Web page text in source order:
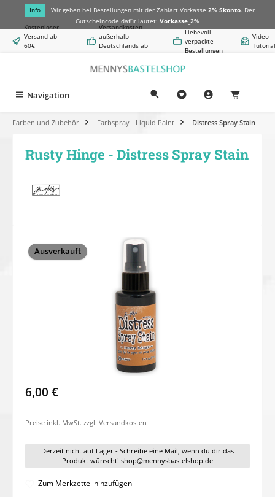
springen
Info Wir geben bei Bestellungen mit der Zahlart Vorkasse 2% Skonto. Der
Gutscheincode dafür lautet: Vorkasse_2%
Kostenloser
Versand ab
60€
Versandkosten
außerhalb
Deutschlands ab
Liebevoll
verpackte
Bestellungen
Video-
Navigation
Farben und Zubehör Farbspray - Liquid Paint Distress Spray Stain
Rusty Hinge - Distress Spray Stain
Bildergalerie überspringen
Ausverkauft
6,00 €
Preise inkl. MwSt. zzgl. Versandkosten
Derzeit nicht auf Lager - Schreibe eine Mail, wenn du dir das
Produkt wünscht! shop@mennysbastelshop.de
Zum Merkzettel hinzufügen